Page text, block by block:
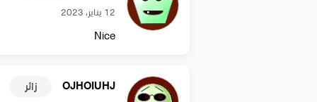
12 يناير، 2023
Nice
OJHOIUHJ زائر